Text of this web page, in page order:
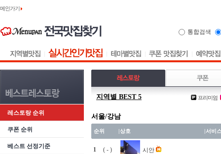
메인가기
통합검색
레스토랑 순위
쿠폰 순위
베스트 선정기준
지역별 BEST 5 프리미엄
서울/강남
순위 |상호 |서비
1 ( - ) 시안